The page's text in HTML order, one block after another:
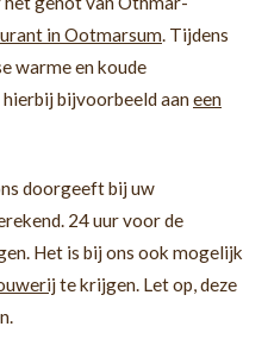
in Ootmarsum. Tijdens
warme en koude
bijvoorbeeld aaneen
doorgeeft bij uw
24 uur voor de
Het is bij ons ook mogelijk
te krijgen. Let op, deze